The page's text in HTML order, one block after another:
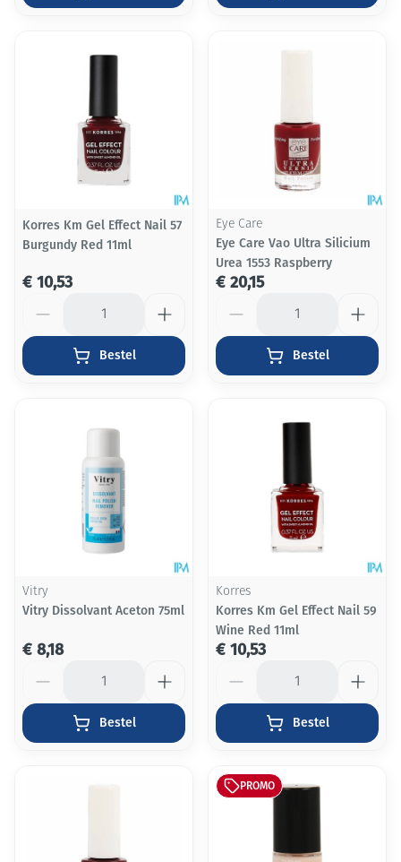
Korres Km Gel Effect Nail 57
Burgundy Red 11ml
€ 10,53
Bestel
Eye Care
Eye Care Vao Ultra Silicium
Urea 1553 Raspberry
€ 20,15
Bestel
Vitry
Vitry Dissolvant Aceton 75ml
€ 8,18
Bestel
Korres
Korres Km Gel Effect Nail 59
Wine Red 11ml
€ 10,53
Bestel
PROMO